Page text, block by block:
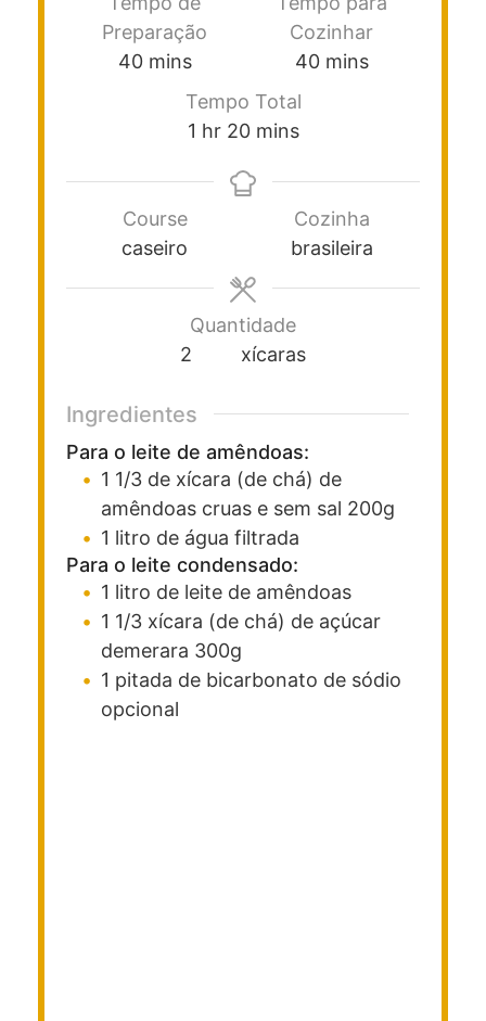
Preparação
40 mins
Cozinhar
40 mins
Tempo Total
1 hr 20 mins
Course
caseiro
Cozinha
brasileira
Quantidade
2
xícaras
Ingredientes
Para o leite de amêndoas:
1 1/3 de xícara (de chá) de
amêndoas cruas e sem sal 200g
1 litro de água filtrada
Para o leite condensado:
1 litro de leite de amêndoas
1 1/3 xícara (de chá) de açúcar
demerara 300g
1 pitada de bicarbonato de sódio
opcional